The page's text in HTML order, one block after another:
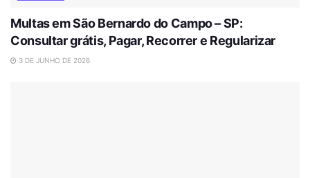
Multas em São Bernardo do Campo – SP:
Consultar grátis, Pagar, Recorrer e Regularizar
3 DE JUNHO DE 2026